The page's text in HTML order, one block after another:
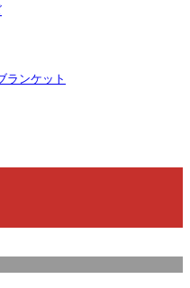
ランケット